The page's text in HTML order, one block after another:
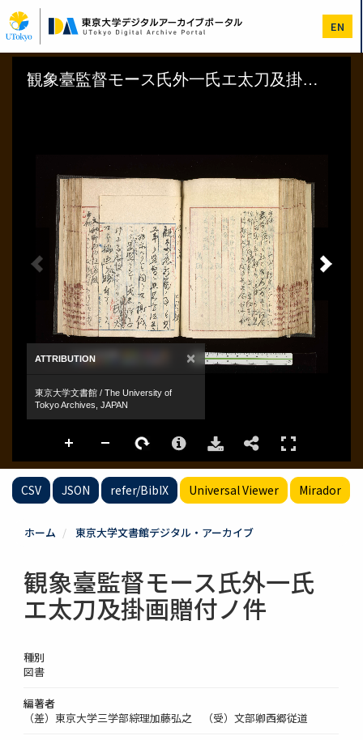
イ
ン
コ
EN
CSV JSON refer/BibIX Universal Viewer Mirador
ホーム 東京大学文書館デジタル・アーカイブ
観象臺監督モース氏外一氏
エ太刀及掛画贈付ノ件
種別
図書
編著者
（差）東京大学三学部綜理加藤弘之 （受）文部卿西郷従道